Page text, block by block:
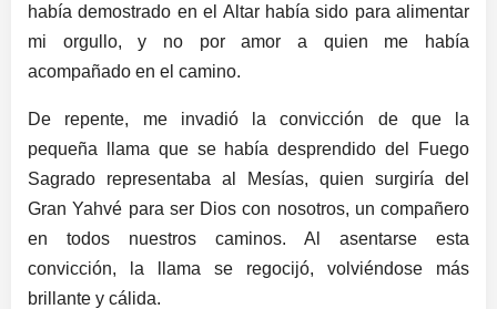
había demostrado en el Altar había sido para alimentar
mi orgullo, y no por amor a quien me había
acompañado en el camino.
De repente, me invadió la convicción de que la
pequeña llama que se había desprendido del Fuego
Sagrado representaba al Mesías, quien surgiría del
Gran Yahvé para ser Dios con nosotros, un compañero
en todos nuestros caminos. Al asentarse esta
convicción, la llama se regocijó, volviéndose más
brillante y cálida.